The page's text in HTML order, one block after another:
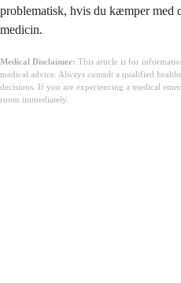
problematisk, hvis du kæmper med
medicin.
Medical Disclaimer: This article is for
medical advice. Always consult a qualified
decisions. If you are experiencing a medical
room immediately.